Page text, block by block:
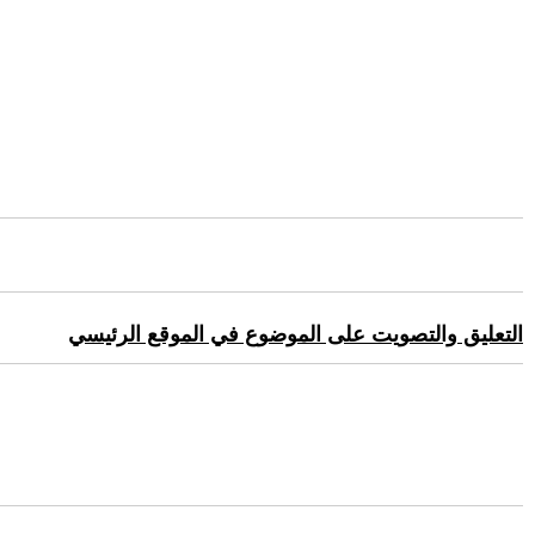
التعليق والتصويت على الموضوع في الموقع الرئيسي